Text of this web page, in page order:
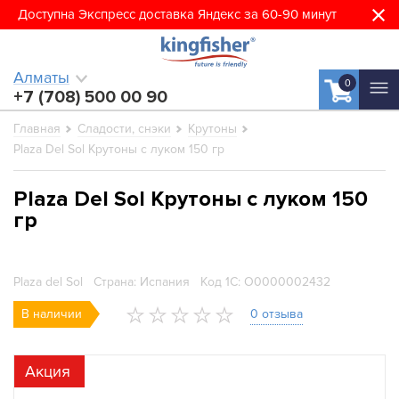
Доступна Экспресс доставка Яндекс за 60-90 минут
0
Алматы
+7 (708) 500 00 90
Главная Сладости, снэки
Крутоны
Plaza Del Sol Крутоны с луком 150 гр
Plaza Del Sol Крутоны с луком 150
гр
Plaza del Sol Страна: Испания Код 1С: О0000002432
В наличии 0 отзыва
Акция